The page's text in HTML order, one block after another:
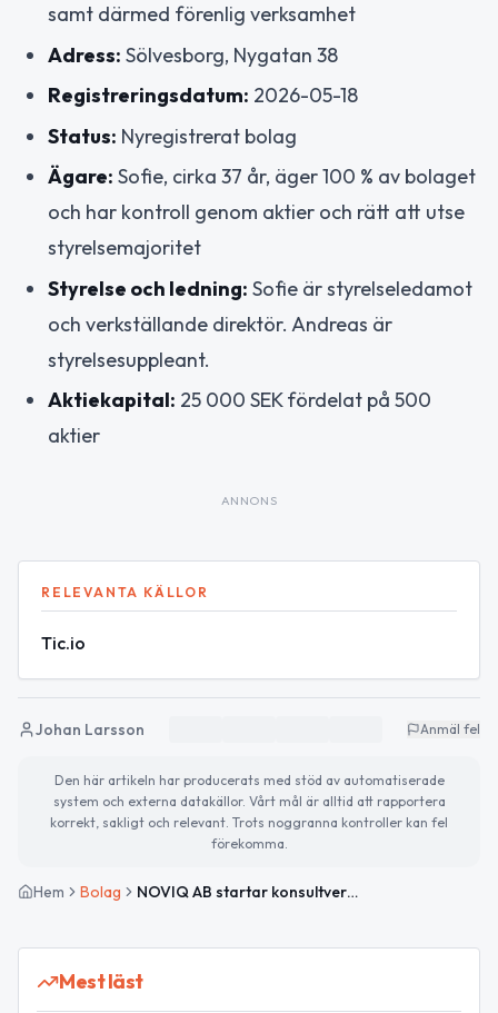
samt därmed förenlig verksamhet
Adress: Sölvesborg, Nygatan 38
Registreringsdatum: 2026-05-18
Status: Nyregistrerat bolag
Ägare: Sofie, cirka 37 år, äger 100 % av bolaget
och har kontroll genom aktier och rätt att utse
styrelsemajoritet
Styrelse och ledning: Sofie är styrelseledamot
och verkställande direktör. Andreas är
styrelsesuppleant.
Aktiekapital: 25 000 SEK fördelat på 500
aktier
ANNONS
RELEVANTA KÄLLOR
Tic.io
Johan Larsson Anmäl fel
Den här artikeln har producerats med stöd av automatiserade
system och externa datakällor. Vårt mål är alltid att rapportera
korrekt, sakligt och relevant. Trots noggranna kontroller kan fel
förekomma.
Hem Bolag NOVIQ AB startar konsultverksamhet i Sölvesborg
Mest läst